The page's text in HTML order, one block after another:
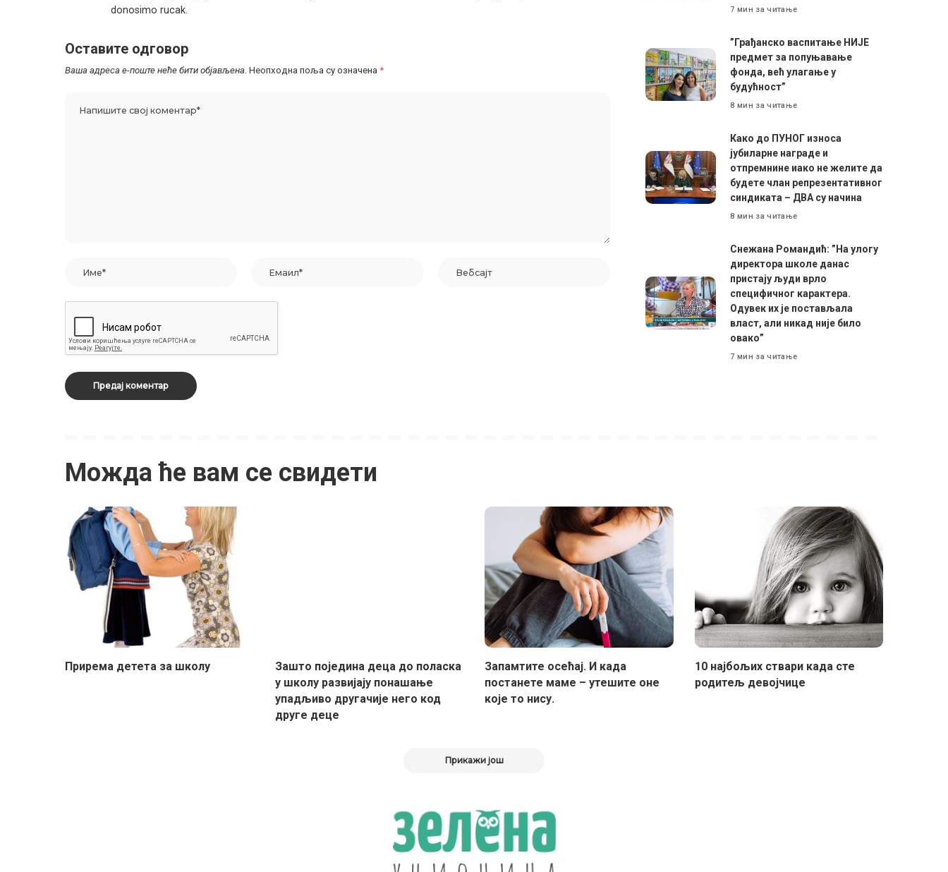
donosimo rucak.
Оставите одговор
Ваша адреса е-поште неће бити објављена. Неопходна поља су означена *
7 мин за читање
”Грађанско васпитање НИЈЕ
предмет за попуњавање
фонда, већ улагање у
будућност”
8 мин за читање
Како до ПУНОГ износа
јубиларне награде и
отпремнине иако не желите да
будете члан репрезентативног
синдиката – ДВА су начина
8 мин за читање
Снежана Романдић: ”На улогу
директора школе данас
пристају људи врло
специфичног карактера.
Одувек их је постављала
власт, али никад није било
овако”
7 мин за читање
Можда ће вам се свидети
Прирема детета за школу
Зашто поједина деца до поласка
у школу развијају понашање
упадљиво другачије него код
друге деце
Запамтите осећај. И када
постанете маме – утешите оне
које то нису.
10 најбољих ствари када сте
родитељ девојчице
Прикажи још